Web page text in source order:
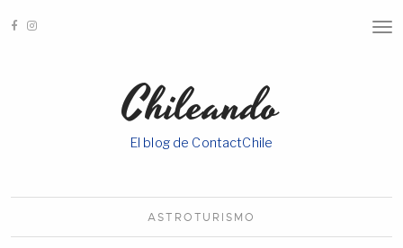
T
T
Chileando
El blog de ContactChile
ASTROTURISMO